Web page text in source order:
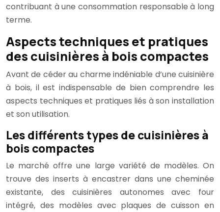
contribuant à une consommation responsable à long
terme.
Aspects techniques et pratiques
des cuisinières à bois compactes
Avant de céder au charme indéniable d’une cuisinière
à bois, il est indispensable de bien comprendre les
aspects techniques et pratiques liés à son installation
et son utilisation.
Les différents types de cuisinières à
bois compactes
Le marché offre une large variété de modèles. On
trouve des inserts à encastrer dans une cheminée
existante, des cuisinières autonomes avec four
intégré, des modèles avec plaques de cuisson en